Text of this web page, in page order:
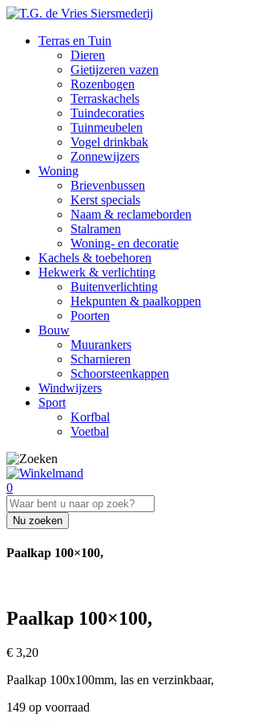
Terras en Tuin
Dieren
Gietijzeren vazen
Rozenbogen
Terraskachels
Tuindecoraties
Tuinmeubelen
Vogel drinkbak
Zonnewijzers
Woning
Brievenbussen
Kerst specials
Naam & reclameborden
Stalramen
Woning- en decoratie
Kachels & toebehoren
Hekwerk & verlichting
Buitenverlichting
Hekpunten & paalkoppen
Poorten
Bouw
Muurankers
Scharnieren
Schoorsteenkappen
Windwijzers
Sport
Korfbal
Voetbal
0
Nu zoeken
Paalkap 100×100,
Paalkap 100×100,
€ 3,20
Paalkap 100x100mm, las en verzinkbaar,
149 op voorraad